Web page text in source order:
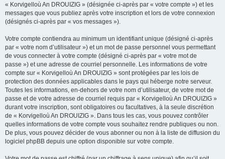
« Korvigelloù An DROUIZIG » (désignée ci-après par « votre compte ») et les
messages que vous publiez après votre inscription et lors de votre connexion
(désignés ci-après par « vos messages »).
Votre compte contiendra au minimum un identifiant unique (désigné ci-après
par « votre nom d’utilisateur ») et un mot de passe personnel vous permettant
de vous connecter à votre compte (désigné ci-après par « votre mot de
passe ») et une adresse de courriel personnelle. Les informations de votre
compte sur « Korvigelloù An DROUIZIG » sont protégées par les lois de
protection des données applicables dans le pays qui héberge notre serveur.
Toutes les informations, en-dehors de votre nom d’utilisateur, de votre mot de
passe et de votre adresse de courriel requis par « Korvigelloù An DROUIZIG »
durant votre inscription, sont obligatoires ou facultatives, à la seule discrétion
de « Korvigelloù An DROUIZIG ». Dans tous les cas, vous pouvez contrôler
quelles informations de votre compte vous souhaitez rendre publiques ou non.
De plus, vous pouvez décider de vous abonner ou non à la liste de diffusion du
logiciel phpBB depuis une option disponible sur votre compte.